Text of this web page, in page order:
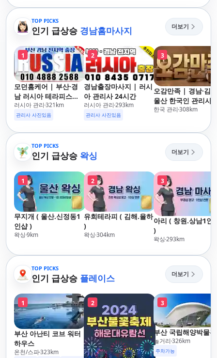
TOP PICKS
인기 급상승 경남홈마사지 더보기
1
모던홈케어 | 부산·경
남 러시아 테라피스트
방문 마사지
러시아 관리 321km
관리사 사진있음
2
경남출장마사지 | 러시
아 관리사 24시간
러시아 관리 293km
관리사 사진있음
3
오감만족 | 경남·김
울산 한국인 관리사
장마사지
한국 관리 308km
TOP PICKS
인기 급상승 왁싱 더보기
1
무지개 ( 울산.신정동1
인샵 )
왁싱9km
2
유희테라피 ( 김해.율하
)
왁싱304km
3
아리 ( 창원.상남1인
)
왁싱293km
TOP PICKS
인기 급상승 플레이스 더보기
1
부산 아난티 코브 워터
하우스
온천/스파323km
2 3
부산 국립해양박물관
놀거리 326km
주차가능